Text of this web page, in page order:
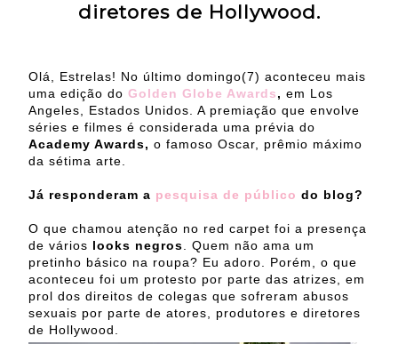
diretores de Hollywood.
Olá, Estrelas! No último domingo(7) aconteceu mais
uma edição do Golden Globe Awards, em Los
Angeles, Estados Unidos. A premiação que envolve
séries e filmes é considerada uma prévia do
Academy Awards, o famoso Oscar, prêmio máximo
da sétima arte.
Já responderam a pesquisa de público do blog?
O que chamou atenção no red carpet foi a presença
de vários looks negros . Quem não ama um
pretinho básico na roupa? Eu adoro. Porém, o que
aconteceu foi um protesto por parte das atrizes, em
prol dos direitos de colegas que sofreram abusos
sexuais por parte de atores, produtores e diretores
de Hollywood.